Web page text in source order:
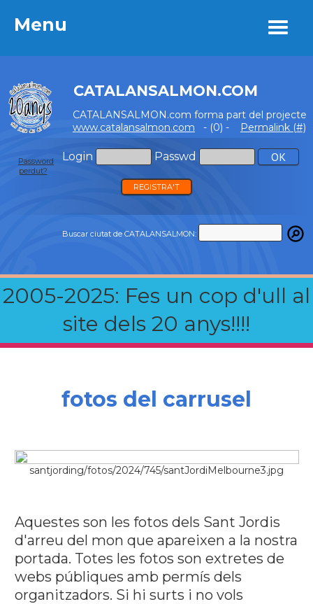
Menu
CATALANSALMON.COM
CATALANSALMON.com forma part del projecte
www.catalansalmon.com - (0) - Permalink (#)
Login Passwd
Password
perdut?
REGISTRA'T
Buscar ciutat de CATALANSALMON:
2005-2025: Fes un cop d'ull al
site dels 20 anys!!!!
Menu
fotos del carrusel
santjording/fotos/2024/745/santJordiMelbourne3.jpg
Aquestes son les fotos dels Sant Jordis
d'arreu del mon que apareixen a la nostra
portada. Totes les fotos son extretes de
webs públiques amb permís dels
organitzadors. Si hi surts i no vols